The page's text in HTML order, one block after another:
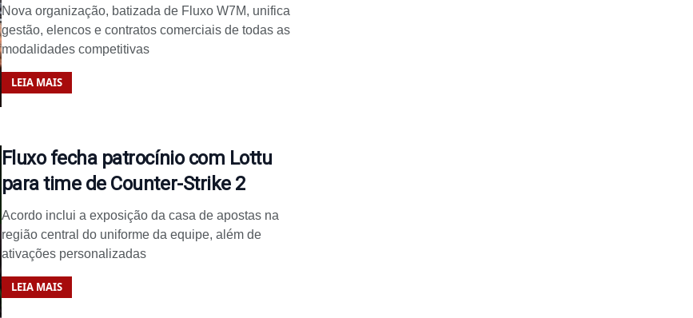
Nova organização, batizada de Fluxo W7M, unifica
gestão, elencos e contratos comerciais de todas as
modalidades competitivas
LEIA MAIS
Fluxo fecha patrocínio com Lottu
para time de Counter-Strike 2
Acordo inclui a exposição da casa de apostas na
região central do uniforme da equipe, além de
ativações personalizadas
LEIA MAIS